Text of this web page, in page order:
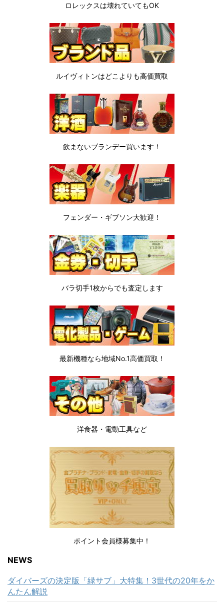
ロレックスは壊れていてもOK
ルイヴィトンはどこよりも高価買取
飲まないブランデー買います！
フェンダー・ギブソン大歓迎！
バラ切手1枚からでも査定します
最新機種なら地域No.1高価買取！
洋食器・電動工具など
ポイント会員様募集中！
NEWS
ダイバーズの決定版「緑サブ」大特集！3世代の20年をか
んたん解説